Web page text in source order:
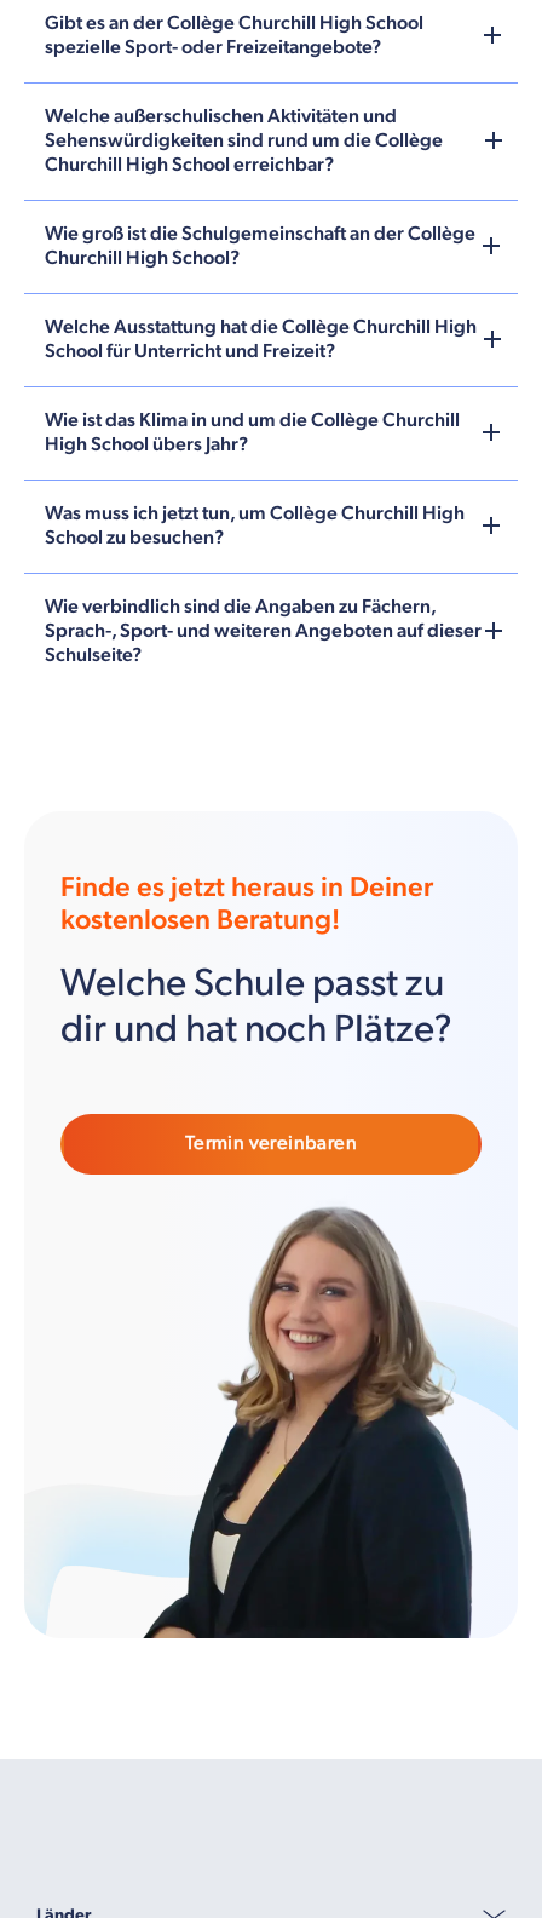
Gibt es an der Collège Churchill High School
spezielle Sport- oder Freizeitangebote?
Welche außerschulischen Aktivitäten und
Sehenswürdigkeiten sind rund um die Collège
Churchill High School erreichbar?
Wie groß ist die Schulgemeinschaft an der Collège
Churchill High School?
Welche Ausstattung hat die Collège Churchill High
School für Unterricht und Freizeit?
Wie ist das Klima in und um die Collège Churchill
High School übers Jahr?
Was muss ich jetzt tun, um Collège Churchill High
School zu besuchen?
Wie verbindlich sind die Angaben zu Fächern,
Sprach-, Sport- und weiteren Angeboten auf dieser
Schulseite?
Finde es jetzt heraus in Deiner
kostenlosen Beratung!
Welche Schule passt zu
dir und hat noch Plätze?
Termin vereinbaren